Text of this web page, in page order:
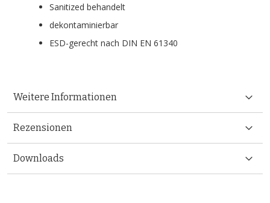
Sanitized behandelt
dekontaminierbar
ESD-gerecht nach DIN EN 61340
Weitere Informationen
Rezensionen
Downloads